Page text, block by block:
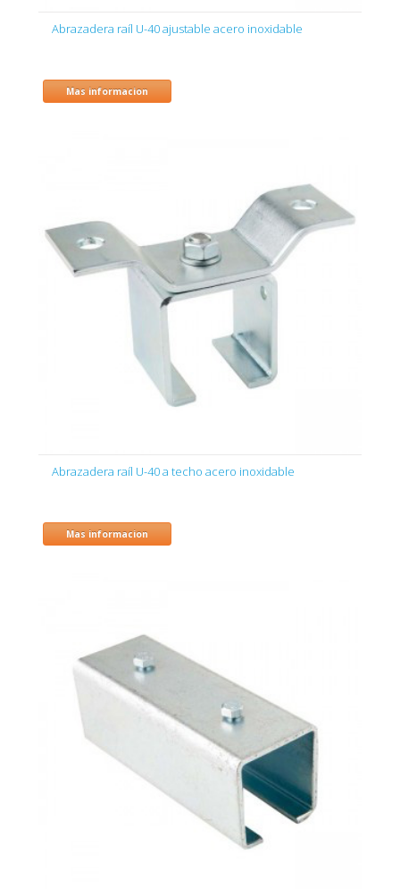
Abrazadera raíl U-40 ajustable acero inoxidable
Mas informacion
Abrazadera raíl U-40 a techo acero inoxidable
Mas informacion